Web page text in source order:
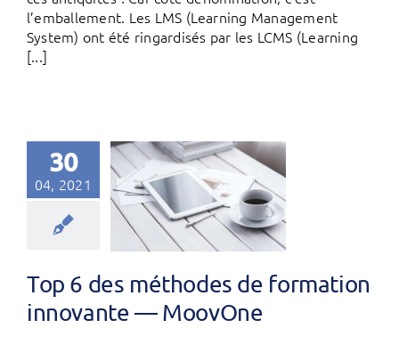
l’emballement. Les LMS (Learning Management
System) ont été ringardisés par les LCMS (Learning
[...]
30
04, 2021
Top 6 des méthodes de formation
innovante — MoovOne